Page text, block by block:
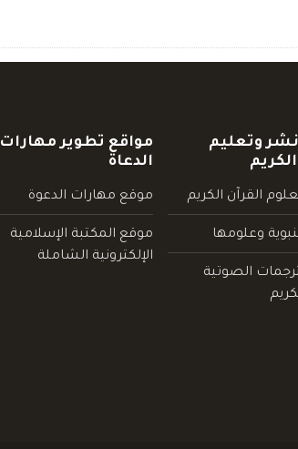
وتعليم
القرآن الكريم
وعلومها
الصوتية
مواقع تطوير مهارات
الدعاة
موقع مهارات الدعوة
موقع المكتبة الإسلامية
الإلكترونية الشاملة